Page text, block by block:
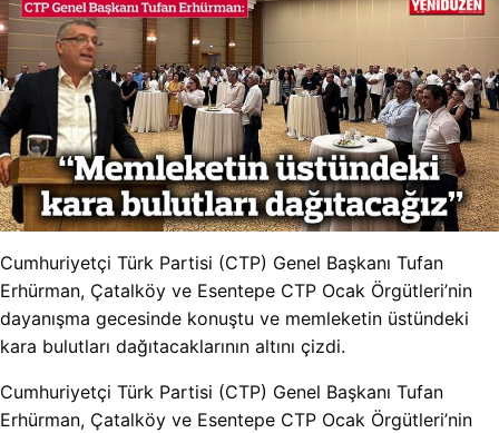
Cumhuriyetçi Türk Partisi (CTP) Genel Başkanı Tufan
Erhürman, Çatalköy ve Esentepe CTP Ocak Örgütleri’nin
dayanışma gecesinde konuştu ve memleketin üstündeki
kara bulutları dağıtacaklarının altını çizdi.
Cumhuriyetçi Türk Partisi (CTP) Genel Başkanı Tufan
Erhürman, Çatalköy ve Esentepe CTP Ocak Örgütleri’nin